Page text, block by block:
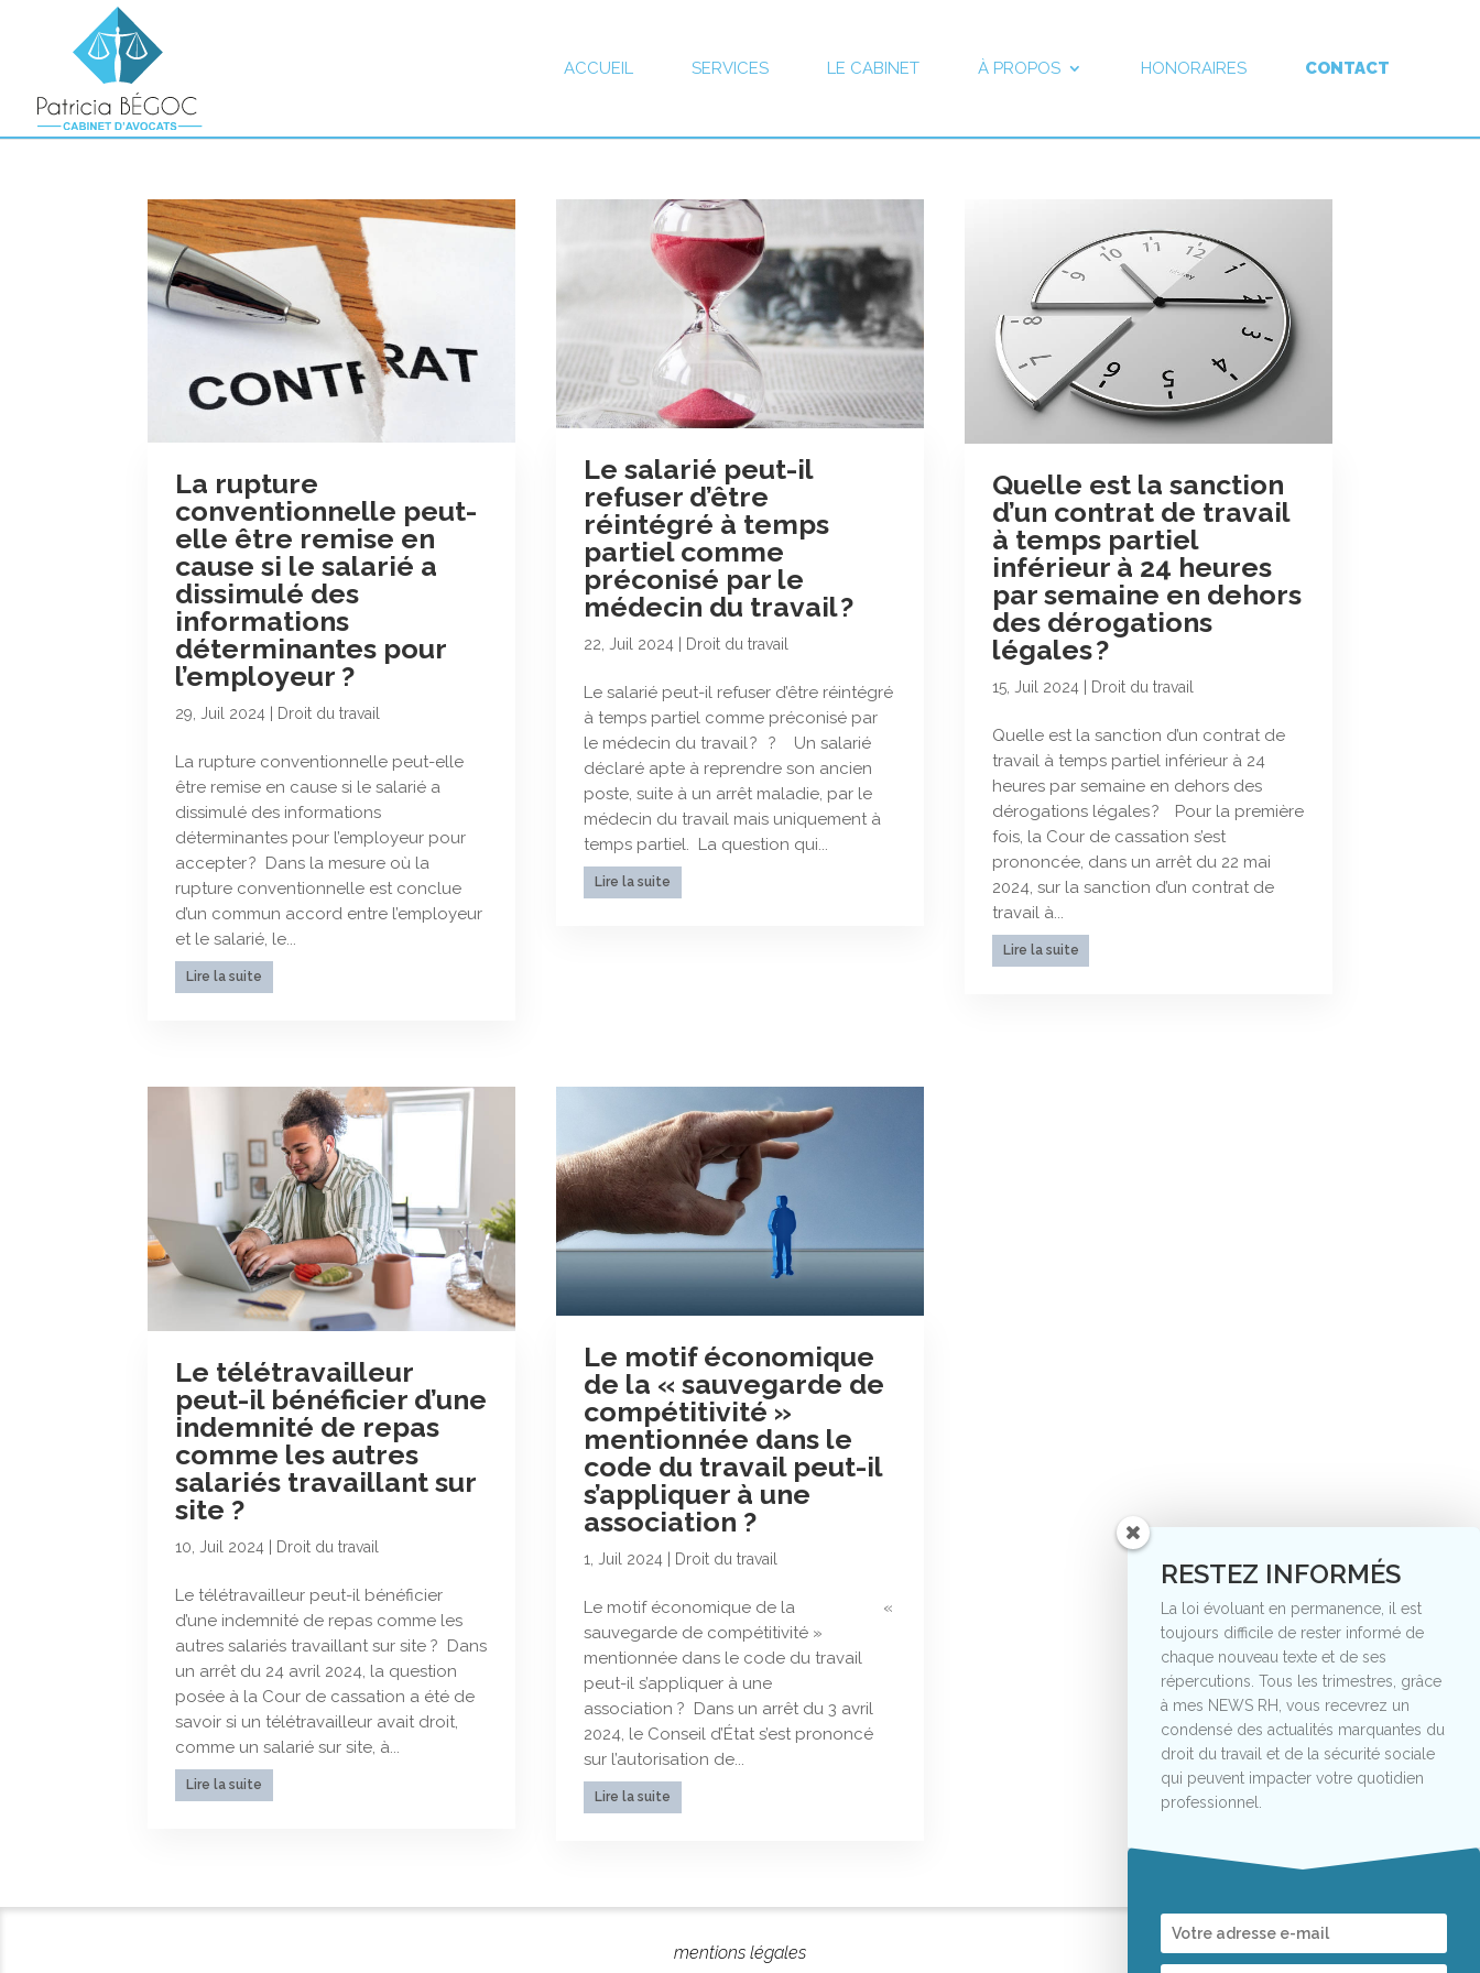
ACCUEIL SERVICES LE CABINET À PROPOS HONORAIRES CONTACT
La rupture
conventionnelle peut-
elle être remise en
cause si le salarié a
dissimulé des
informations
déterminantes pour
l’employeur ?
29, Juil 2024 Droit du travail
La rupture conventionnelle peut-elle
être remise en cause si le salarié a
dissimulé des informations
déterminantes pour l’employeur pour
accepter ? Dans la mesure où la
rupture conventionnelle est conclue
d’un commun accord entre l’employeur
et le salarié, le...
Lire la suite
Le salarié peut-il
refuser d’être
réintégré à temps
partiel comme
préconisé par le
médecin du travail ?
22, Juil 2024 Droit du travail
Le salarié peut-il refuser d’être réintégré
à temps partiel comme préconisé par
le médecin du travail ? ? Un salarié
déclaré apte à reprendre son ancien
poste, suite à un arrêt maladie, par le
médecin du travail mais uniquement à
temps partiel. La question qui...
Lire la suite
Quelle est la sanction
d’un contrat de travail
à temps partiel
inférieur à 24 heures
par semaine en dehors
des dérogations
légales ?
15, Juil 2024 Droit du travail
Quelle est la sanction d’un contrat de
travail à temps partiel inférieur à 24
heures par semaine en dehors des
dérogations légales ? Pour la première
fois, la Cour de cassation s’est
prononcée, dans un arrêt du 22 mai
2024, sur la sanction d’un contrat de
travail à...
Lire la suite
Le télétravailleur
peut-il bénéficier d’une
indemnité de repas
comme les autres
salariés travaillant sur
site ?
10, Juil 2024 Droit du travail
Le télétravailleur peut-il bénéficier
d’une indemnité de repas comme les
autres salariés travaillant sur site ? Dans
un arrêt du 24 avril 2024, la question
posée à la Cour de cassation a été de
savoir si un télétravailleur avait droit,
comme un salarié sur site, à...
Lire la suite
Le motif économique
de la « sauvegarde de
compétitivité »
mentionnée dans le
code du travail peut-il
s’appliquer à une
association ?
1, Juil 2024 Droit du travail
Le motif économique de la «
sauvegarde de compétitivité »
mentionnée dans le code du travail
peut-il s’appliquer à une
association ? Dans un arrêt du 3 avril
2024, le Conseil d’État s’est prononcé
sur l’autorisation de...
Lire la suite
mentions légales
RESTEZ INFORMÉS
La loi évoluant en permanence, il est
toujours difficile de rester informé de
chaque nouveau texte et de ses
répercutions. Tous les trimestres, grâce
à mes NEWS RH, vous recevrez un
condensé des actualités marquantes du
droit du travail et de la sécurité sociale
qui peuvent impacter votre quotidien
professionnel.